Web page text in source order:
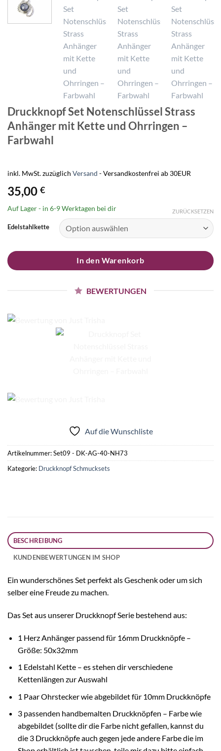
Druckknopf Set Notenschlüssel Strass
Anhänger mit Kette und Ohrringen –
Farbwahl
inkl. MwSt.zuzüglich Versand - Versandkostenfrei ab 30EUR
35,00 €
Auf Lager - in 6-9 Werktagen bei dir
Edelstahlkette
ZURÜCKSETZEN
In den Warenkorb
BEWERTUNGEN
Auf die Wunschliste
Artikelnummer:Set09 - DK-AG-40-NH73
Kategorie: Druckknopf Schmucksets
BESCHREIBUNG
KUNDENBEWERTUNGEN IM SHOP
Ein wunderschönes Set perfekt als Geschenk oder um sich
selber eine Freude zu machen.
Das Set aus unserer Druckknopf Serie bestehend aus:
1 Herz Anhänger passend für 16mm Druckknöpfe –
Größe: 50x32mm
1 Edelstahl Kette – es stehen dir verschiedene
Kettenlängen zur Auswahl
1 Paar Ohrstecker wie abgebildet für 10mm Druckknöpfe
3 passenden handbemalten Druckknöpfen – Farbe wie
abgebildet (sollte dir die Farbe nicht gefallen, kannst du
die 3 Druckknöpfe auch gegen jede andere Farbe die im